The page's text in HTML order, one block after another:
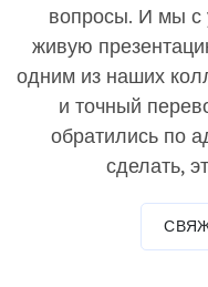
вопросы. И мы с
живую
одним из наших
и точный
обратились по
сделать,